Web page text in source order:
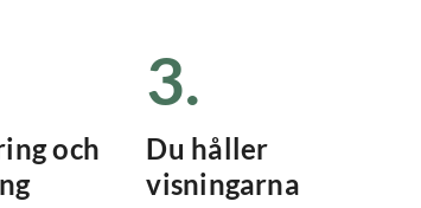
och
3.
Du håller
visningarna